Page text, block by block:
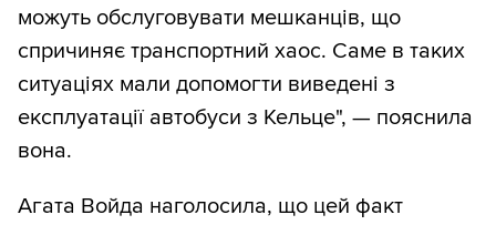
можуть обслуговувати мешканців, що
спричиняє транспортний хаос. Саме в таких
ситуаціях мали допомогти виведені з
експлуатації автобуси з Кельце", — пояснила
вона.
Агата Войда наголосила, що цей факт